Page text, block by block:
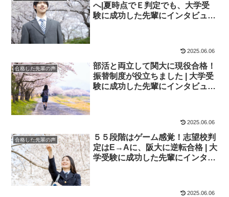
へ|夏時点でＥ判定でも、大学受
験に成功した先輩にインタビュ
2025.06.06
合格した先輩の声
部活と両立して関大に現役合格！
振替制度が役立ちました | 大学受
験に成功した先輩にインタビュー
2025.06.06
合格した先輩の声
５５段階はゲーム感覚！志望校判
定はE→Aに、阪大に逆転合格 | 大
学受験に成功した先輩にインタビ
2025.06.06